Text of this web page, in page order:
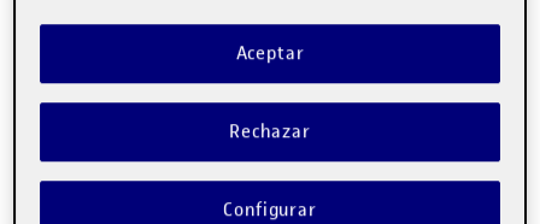
Rechazar
Aceptar
Configurar